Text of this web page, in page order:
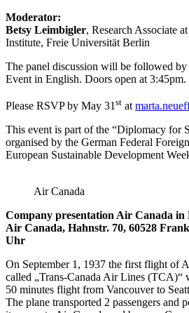
Moderator:
Betsy Leimbigler, Research Associate
Institute, Freie Universität Berlin
The panel discussion will be followed by
Event in English. Doors open at 3:45pm.
Please RSVP by May 31 st at
This event is part of the “Diplomacy for
organised by the German Federal
European Sustainable Development
Air Canada
Company presentation Air Canada
Air Canada, Hahnstr. 70, 60528
Uhr
On September 1, 1937 the first flight of
called „Trans-Canada Air Lines (TCA)“
50 minutes flight from Vancouver to
The plane transported 2 passengers and